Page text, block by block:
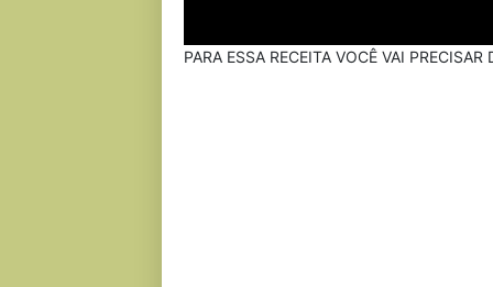
PARA ESSA RECEITA VOCÊ VAI PRECISAR